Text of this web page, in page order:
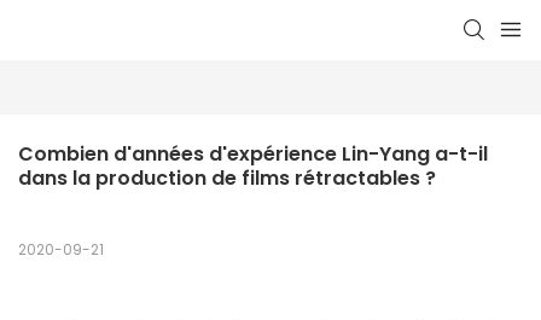
Combien d'années d'expérience Lin-Yang a-t-il
dans la production de films rétractables ?
2020-09-21